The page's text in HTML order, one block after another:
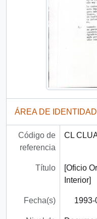
ÁREA DE IDENTIDAD
Código de
referencia
CL
Título
[Oficio
Interior]
Fecha(s) 1993-